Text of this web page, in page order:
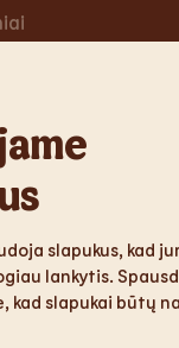
slapukus, kad
lankytis.
kad slapukai būtų